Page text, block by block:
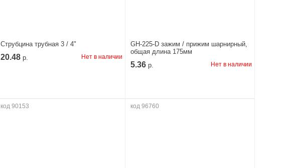
Струбцина трубная 3 / 4"
20.48 р. Нет в наличии
GH-225-D зажим / прижим шарнирный,
общая длина 175мм
5.36р. Нет в наличии
код 90153 код 96760